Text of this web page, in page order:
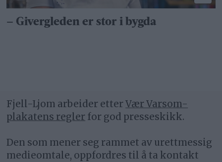
– Givergleden er stor i bygda
Fjell-Ljom arbeider etterVær Varsom-
plakatens regler for god presseskikk.
Den som mener seg rammet av urettmessig
medieomtale, oppfordres til å ta kontakt